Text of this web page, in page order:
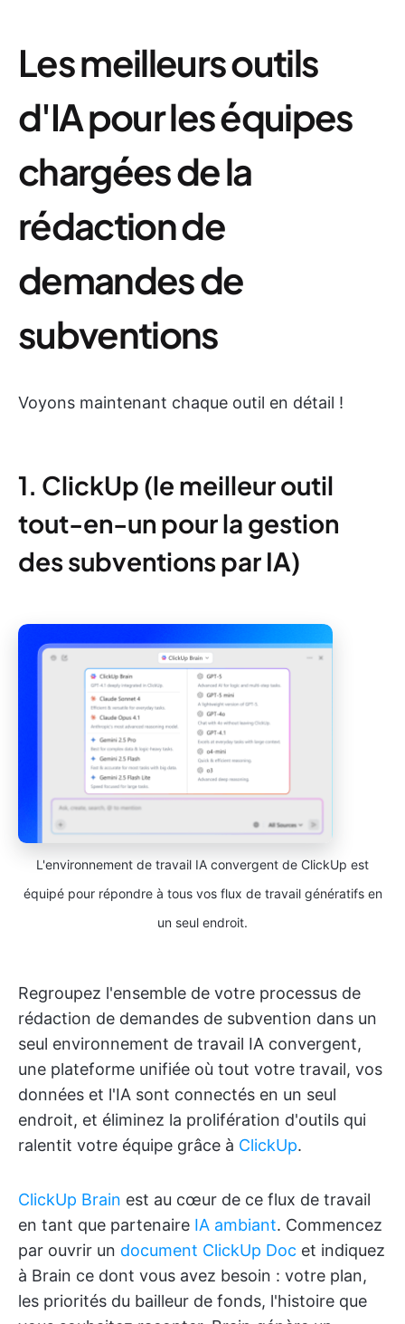
Les meilleurs outils
d'IA pour les équipes
chargées de la
rédaction de
demandes de
subventions
Voyons maintenant chaque outil en détail !
1. ClickUp (le meilleur outil
tout-en-un pour la gestion
des subventions par IA)
L'environnement de travail IA convergent de ClickUp est
équipé pour répondre à tous vos flux de travail génératifs en
un seul endroit.
Regroupez l'ensemble de votre processus de
rédaction de demandes de subvention dans un
seul environnement de travail IA convergent,
une plateforme unifiée où tout votre travail, vos
données et l'IA sont connectés en un seul
endroit, et éliminez la prolifération d'outils qui
ralentit votre équipe grâce à ClickUp.
ClickUp Brain est au cœur de ce flux de travail
en tant que partenaire IA ambiant. Commencez
par ouvrir un document ClickUp Doc et indiquez
à Brain ce dont vous avez besoin : votre plan,
les priorités du bailleur de fonds, l'histoire que